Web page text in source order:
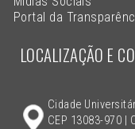
Portal da
LOCALIZAÇÃO E
Cidade
CEP 13083-970 |